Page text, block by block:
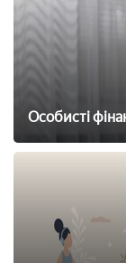
Особисті